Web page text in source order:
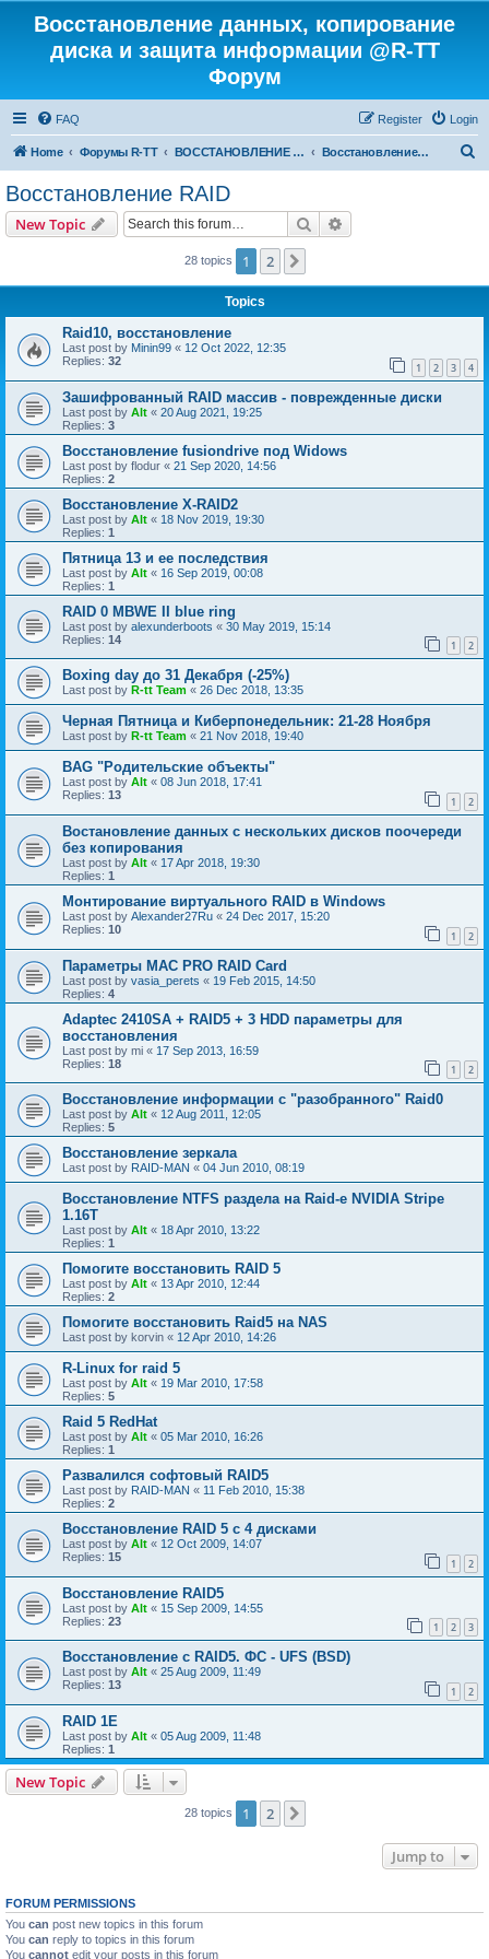
Восстановление данных, копирование
диска и защита информации @R-TT
Форум
FAQ Login
Register
Home Форумы R-TT ВОССТАНОВЛЕНИЕ ДАННЫХ И УДАЛЕННЫХ ФАЙЛОВ Восстановление RAID
Восстановление RAID
New Topic Search
28 topics 1 2
Topics
Raid10, восстановление
Last post by Minin99 « 12 Oct 2022, 12:35
Replies: 32 1 2 3 4
Зашифрованный RAID массив - поврежденные диски
Last post by Alt « 20 Aug 2021, 19:25
Replies: 3
Восстановление fusiondrive под Widows
Last post by flodur « 21 Sep 2020, 14:56
Replies: 2
Восстановление X-RAID2
Last post by Alt « 18 Nov 2019, 19:30
Replies: 1
Пятница 13 и ее последствия
Last post by Alt « 16 Sep 2019, 00:08
Replies: 1
RAID 0 MBWE II blue ring
Last post by alexunderboots « 30 May 2019, 15:14
Replies: 14 1 2
Boxing day до 31 Декабря (-25%)
Last post by R-tt Team « 26 Dec 2018, 13:35
Черная Пятница и Киберпонедельник: 21-28 Ноября
Last post by R-tt Team « 21 Nov 2018, 19:40
BAG "Родительские объекты"
Last post by Alt « 08 Jun 2018, 17:41
Replies: 13 1 2
Востановление данных с нескольких дисков поочереди
без копирования
Last post by Alt « 17 Apr 2018, 19:30
Replies: 1
Монтирование виртуального RAID в Windows
Last post by Alexander27Ru « 24 Dec 2017, 15:20
Replies: 10 1 2
Параметры МАС PRO RAID Card
Last post by vasia_perets « 19 Feb 2015, 14:50
Replies: 4
Adaptec 2410SA + RAID5 + 3 HDD параметры для
восстановления
Last post by mi « 17 Sep 2013, 16:59
Replies: 18 1 2
Восстановление информации с "разобранного" Raid0
Last post by Alt « 12 Aug 2011, 12:05
Replies: 5
Восстановление зеркала
Last post by RAID-MAN « 04 Jun 2010, 08:19
Восстановление NTFS раздела на Raid-е NVIDIA Stripe
1.16Т
Last post by Alt « 18 Apr 2010, 13:22
Replies: 1
Помогите восстановить RAID 5
Last post by Alt « 13 Apr 2010, 12:44
Replies: 2
Помогите восстановить Raid5 на NAS
Last post by korvin « 12 Apr 2010, 14:26
R-Linux for raid 5
Last post by Alt « 19 Mar 2010, 17:58
Replies: 5
Raid 5 RedHat
Last post by Alt « 05 Mar 2010, 16:26
Replies: 1
Развалился софтовый RAID5
Last post by RAID-MAN « 11 Feb 2010, 15:38
Replies: 2
Восстановление RAID 5 с 4 дисками
Last post by Alt « 12 Oct 2009, 14:07
Replies: 15 1 2
Восстановление RAID5
Last post by Alt « 15 Sep 2009, 14:55
Replies: 23 1 2 3
Восстановление с RAID5. ФС - UFS (BSD)
Last post by Alt « 25 Aug 2009, 11:49
Replies: 13 1 2
RAID 1E
Last post by Alt « 05 Aug 2009, 11:48
Replies: 1
New Topic
28 topics 1 2
Jump to
FORUM PERMISSIONS
You can post new topics in this forum
You can reply to topics in this forum
You cannot edit your posts in this forum